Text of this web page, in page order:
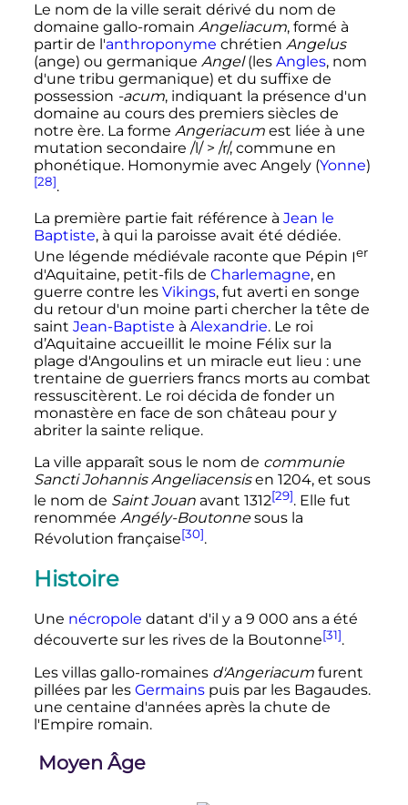
Le nom de la ville serait dérivé du nom de
domaine gallo-romain Angeliacum, formé à
partir de l'anthroponyme chrétien Angelus
(ange) ou germanique Angel(les Angles, nom
d'une tribu germanique) et du suffixe de
possession -acum, indiquant la présence d'un
domaine au cours des premiers siècles de
notre ère. La forme Angeriacumest liée à une
mutation secondaire /l/ > /r/, commune en
phonétique. Homonymie avec Angely (Yonne)
[28].
La première partie fait référence à Jean le
Baptiste, à qui la paroisse avait été dédiée.
Une légende médiévale raconte que Pépin Ier
d'Aquitaine, petit-fils de Charlemagne, en
guerre contre les Vikings, fut averti en songe
du retour d'un moine parti chercher la tête de
saint Jean-Baptiste à Alexandrie. Le roi
d’Aquitaine accueillit le moine Félix sur la
plage d'Angoulins et un miracle eut lieu : une
trentaine de guerriers francs morts au combat
ressuscitèrent. Le roi décida de fonder un
monastère en face de son château pour y
abriter la sainte relique.
La ville apparaît sous le nom de communie
Sancti Johannis Angeliacensisen 1204, et sous
le nom de Saint Jouanavant 1312[29]. Elle fut
renommée Angély-Boutonnesous la
Révolution française[30].
Histoire
Une nécropole datant d'il y a 9 000 ansa été
découverte sur les rives de la Boutonne[31].
Les villas gallo-romaines d'Angeriacumfurent
pillées par les Germainspuis par les Bagaudes.
une centaine d'années après la chute de
l'Empire romain.
Moyen Âge